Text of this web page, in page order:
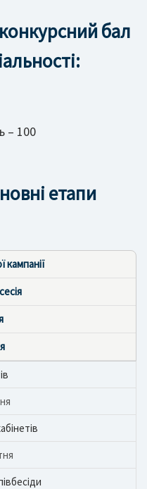
бал
– 100
етапи
кампанії